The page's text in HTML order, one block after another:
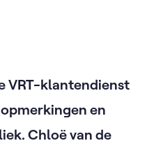
VRT-klantendienst
en
Chloë van de